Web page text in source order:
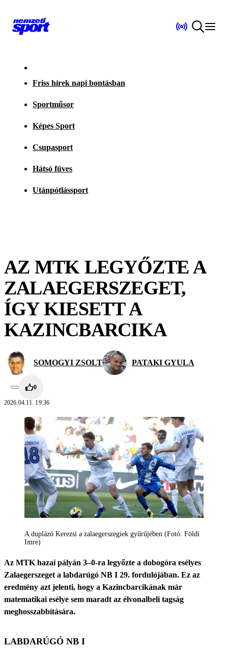
Friss hírek napi bontásban
Sportműsor
Képes Sport
Csupasport
Hátsó füves
Utánpótlássport
AZ MTK LEGYŐZTE A
ZALAEGERSZEGET,
ÍGY KIESETT A
KAZINCBARCIKA
SOMOGYI ZSOLT PATAKI GYULA
0
2026.04.11. 19:36
A duplázó Kerezsi a zalaegerszegiek gyűrűjében (Fotó: Földi
Imre)
Az MTK hazai pályán 3–0-ra legyőzte a dobogóra esélyes
Zalaegerszeget a labdarúgó NB I 29. fordulójában. Ez az
eredmény azt jelenti, hogy a Kazincbarcikának már
matematikai esélye sem maradt az élvonalbeli tagság
meghosszabbítására.
LABDARÚGÓ NB I